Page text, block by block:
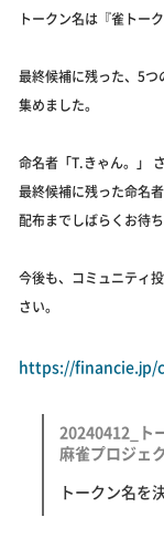
トークン名は『雀トー
最終候補に残った、5
集めました。
命名者「T.きゃん。」
最終候補に残った命名
配布までしばらくお待ち
今後も、コミュニティ
さい。
https://financie.jp/
20240412_ト
麻雀プロジェ
トークン名を